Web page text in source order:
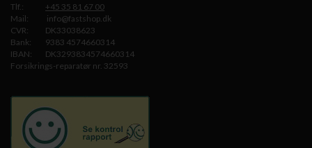
Tlf.:
+45 35 81 67 00
Mail:
info@fastshop.dk
CVR:
DK33038623
Bank:
9383 4574660314
IBAN:
DK3293834574660314
Forsikrings-reparatør nr. 32593